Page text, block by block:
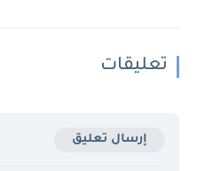
تعليقات
إرسال تعليق